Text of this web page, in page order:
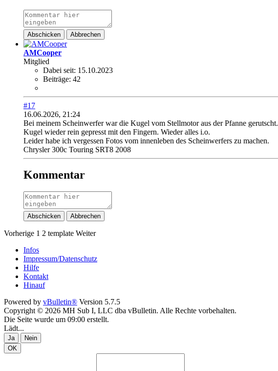
Abschicken Abbrechen
AMCooper
Mitglied
Dabei seit: 15.10.2023
Beiträge: 42
#17
16.06.2026, 21:24
Bei meinem Scheinwerfer war die Kugel vom Stellmotor aus der Pfanne
Kugel wieder rein gepresst mit den Fingern. Wieder alles i.o.
Leider habe ich vergessen Fotos vom innenleben des Scheinwerfers zu machen.
Chrysler 300c Touring SRT8 2008
Kommentar
Abschicken Abbrechen
Vorherige 1 2 template Weiter
Infos
Impressum/Datenschutz
Hilfe
Kontakt
Hinauf
Powered by vBulletin® Version 5.7.5
Copyright © 2026 MH Sub I, LLC dba vBulletin. Alle Rechte vorbehalten.
Die Seite wurde um 09:00 erstellt.
Lädt...
Ja
Nein
OK